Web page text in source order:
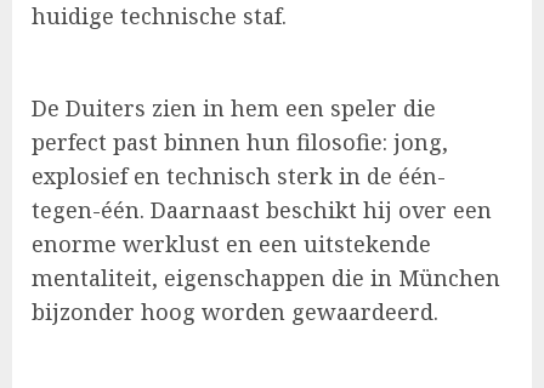
huidige technische staf.
De Duiters zien in hem een speler die
perfect past binnen hun filosofie: jong,
explosief en technisch sterk in de één-
tegen-één. Daarnaast beschikt hij over een
enorme werklust en een uitstekende
mentaliteit, eigenschappen die in München
bijzonder hoog worden gewaardeerd.